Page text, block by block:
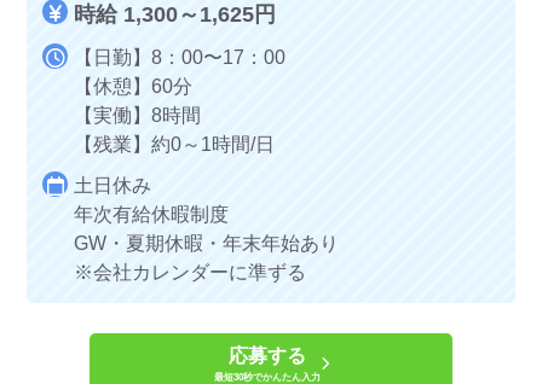
時給 1,300～1,625円
【日勤】8：00〜17：00
【休憩】60分
【実働】8時間
【残業】約0～1時間/日
土日休み
年次有給休暇制度
GW・夏期休暇・年末年始あり
※会社カレンダーに準ずる
応募する
最短30秒でかんたん入力